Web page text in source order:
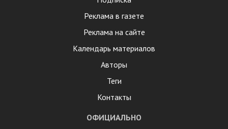
Реклама в газете
Реклама на сайте
Календарь материалов
Авторы
Теги
Контакты
ОФИЦИАЛЬНО